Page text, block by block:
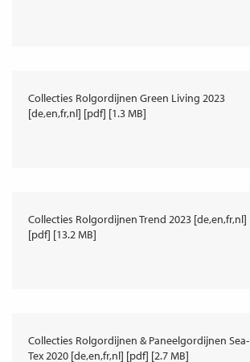
Collecties Rolgordijnen Green Living 2023
[de,en,fr,nl] [pdf] [1.3 MB]
Collecties Rolgordijnen Trend 2023 [de,en,fr,nl]
[pdf] [13.2 MB]
Collecties Rolgordijnen & Paneelgordijnen Sea-
Tex 2020 [de,en,fr,nl] [pdf] [2.7 MB]